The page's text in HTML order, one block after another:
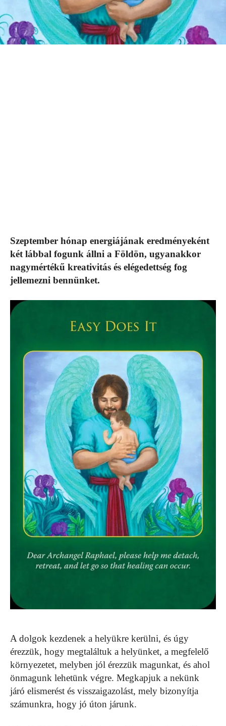
Szeptember hónap energiájának eredményeként
két lábbal fogunk állni a Földön, ugyanakkor
nagymértékű kreativitás és elégedettség fog
jellemezni bennünket.
A dolgok kezdenek a helyükre kerülni, és úgy
érezzük, hogy megtaláltuk a helyünket, a megfelelő
környezetet, melyben jól érezzük magunkat, és ahol
önmagunk lehetünk végre. Megkapjuk a nekünk
járó elismerést és visszaigazolást, mely bizonyítja
számunkra, hogy jó úton járunk.